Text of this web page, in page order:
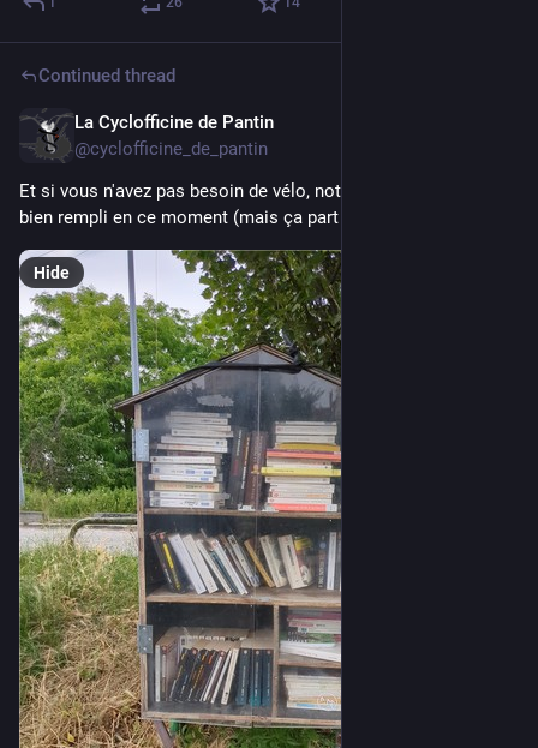
Continued thread
La Cyclofficine de Pantin
@cyclofficine_de_pantin
Et si vous n'avez pas besoin de vélo, notre boite à livres est
bien rempli en ce moment (mais ça part vite !)
Hide